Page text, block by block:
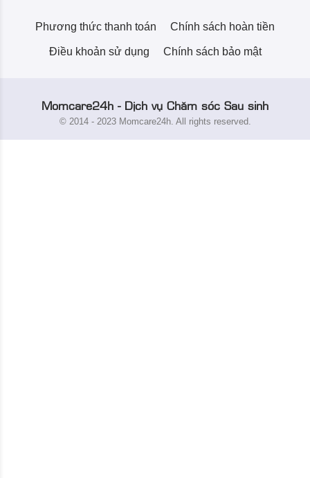
Phương thức thanh toán Chính sách hoàn tiền
Điều khoản sử dụng Chính sách bảo mật
Momcare24h - Dịch vụ Chăm sóc Sau sinh
© 2014 - 2023 Momcare24h. All rights reserved.